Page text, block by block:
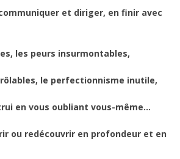
et diriger, en finir avec
les peurs insurmontables,
le perfectionnisme inutile,
en vous oubliant vous-même…
ou redécouvrir en profondeur et en